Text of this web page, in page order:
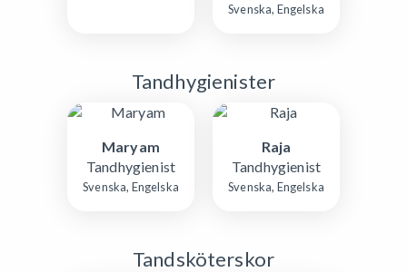
Svenska, Engelska
Tandhygienister
Maryam
Tandhygienist
Svenska, Engelska
Raja
Tandhygienist
Svenska, Engelska
Tandsköterskor